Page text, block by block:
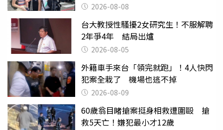
2026-08-08
台大教授性騷擾2女研究生！不服解聘
2年爭4年 結局出爐
2026-08-05
外籍車手來台「領完就跑」！4人快閃
犯案全栽了 機場也逃不掉
2026-08-09
60歲翁目睹搶案挺身相救遭圍毆 搶
救5天亡！嫌犯最小才12歲